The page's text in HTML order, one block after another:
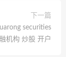
下一篇
securities
机构 炒股 开户